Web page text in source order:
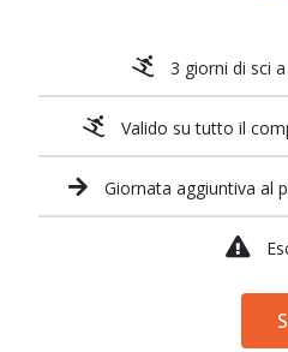
3 giorni di sci
Valido su tutto il
Giornata aggiuntiva al